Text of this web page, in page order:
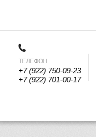
ТЕЛЕФОН
+7 (922) 750-09-23
+7 (922) 701-00-17